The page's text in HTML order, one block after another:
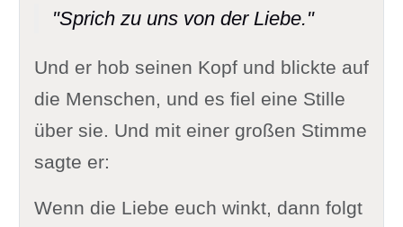
"Sprich zu uns von der Liebe."
Und er hob seinen Kopf und blickte auf
die Menschen, und es fiel eine Stille
über sie. Und mit einer großen Stimme
sagte er:
Wenn die Liebe euch winkt, dann folgt